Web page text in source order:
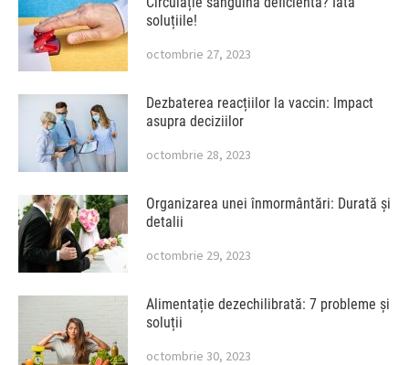
soluțiile!
octombrie 27, 2023
Dezbaterea reacțiilor la vaccin: Impact
asupra deciziilor
octombrie 28, 2023
Organizarea unei înmormântări: Durată și
detalii
octombrie 29, 2023
Alimentație dezechilibrată: 7 probleme și
soluții
octombrie 30, 2023